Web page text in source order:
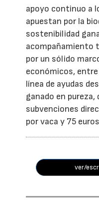
apoyo continuo a
apuestan por la
sostenibilidad
acompañamiento
por un sólido
económicos,
línea de ayudas
ganado en
subvenciones
por vaca y 75
ver/